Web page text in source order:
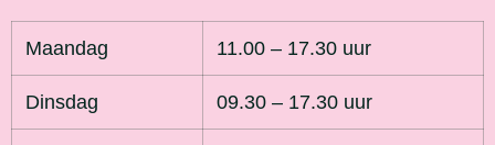
Maandag 11.00 – 17.30 uur
Dinsdag 09.30 – 17.30 uur